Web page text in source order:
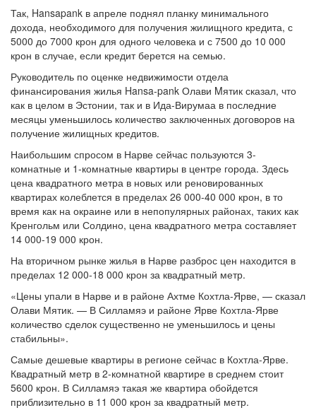
Так, Hansapank в апреле поднял планку минимального
дохода, необходимого для получения жилищного кредита, с
5000 до 7000 крон для одного человека и с 7500 до 10 000
крон в случае, если кредит берется на семью.
Руководитель по оценке недвижимости отдела
финансирования жилья Hansa-pank Олави Mятик сказал, что
как в целом в Эстонии, так и в Ида-Вирумаа в последние
месяцы уменьшилось количество заключенных договоров на
получение жилищных кредитов.
Наибольшим спросом в Нарве сейчас пользуются 3-
комнатные и 1-комнатные квартиры в центре города. Здесь
цена квадратного метра в новых или реновированных
квартирах колеблется в пределах 26 000-40 000 крон, в то
время как на окраине или в непопулярных районах, таких как
Кренгольм или Солдино, цена квадратного метра составляет
14 000-19 000 крон.
На вторичном рынке жилья в Нарве разброс цен находится в
пределах 12 000-18 000 крон за квадратный метр.
«Цены упали в Нарве и в районе Ахтме Кохтла-Ярве, — сказал
Олави Мятик. — В Силламяэ и районе Ярве Кохтла-Ярве
количество сделок существенно не уменьшилось и цены
стабильны».
Самые дешевые квартиры в регионе сейчас в Кохтла-Ярве.
Квадратный метр в 2-комнатной квартире в среднем стоит
5600 крон. В Силламяэ такая же квартира обойдется
приблизительно в 11 000 крон за квадратный метр.